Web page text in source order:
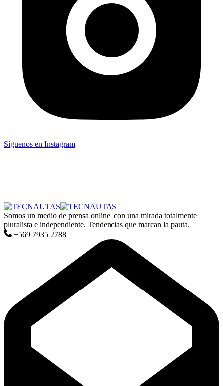
Síguenos en Instagram
Somos un medio de prensa online, con una mirada totalmente
pluralista e independiente. Tendencias que marcan la pauta.
+569 7935 2788